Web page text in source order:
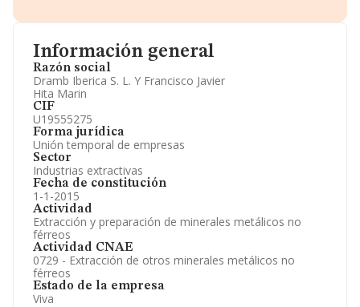
Información general
Razón social
Dramb Iberica S. L. Y Francisco Javier
Hita Marin
CIF
U19555275
Forma jurídica
Unión temporal de empresas
Sector
Industrias extractivas
Fecha de constitución
1-1-2015
Actividad
Extracción y preparación de minerales metálicos no
férreos
Actividad CNAE
0729 - Extracción de otros minerales metálicos no
férreos
Estado de la empresa
Viva
Accionistas.
Artículos de prensa publicados sobre la empresa.
Información oficial y registral complementaria.